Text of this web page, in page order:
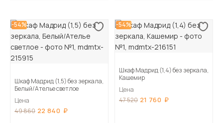
-54%
Шкаф Мадрид (1,5) без зеркала,
Белый/Ателье светлое
Цена
49 860 22 840
-54%
Шкаф Мадрид (1,4) без зеркала,
Кашемир
Цена
47 520 21 760